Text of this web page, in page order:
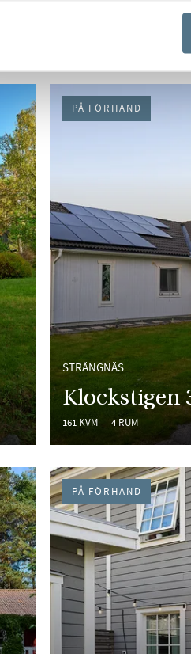
STRÄNGNÄS
Klockstigen
161 KVM 4 RUM
PÅ FÖRHAND
PÅ FÖRHAND